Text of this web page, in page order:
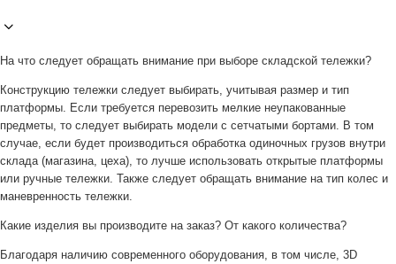
На что следует обращать внимание при выборе складской тележки?
Конструкцию тележки следует выбирать, учитывая размер и тип
платформы. Если требуется перевозить мелкие неупакованные
предметы, то следует выбирать модели с сетчатыми бортами. В том
случае, если будет производиться обработка одиночных грузов внутри
склада (магазина, цеха), то лучше использовать открытые платформы
или ручные тележки. Также следует обращать внимание на тип колес и
маневренность тележки.
Какие изделия вы производите на заказ? От какого количества?
Благодаря наличию современного оборудования, в том числе, 3D